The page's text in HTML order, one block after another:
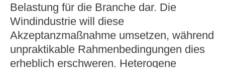
Belastung für die Branche dar. Die
Windindustrie will diese
Akzeptanzmaßnahme umsetzen, während
unpraktikable Rahmenbedingungen dies
erheblich erschweren. Heterogene